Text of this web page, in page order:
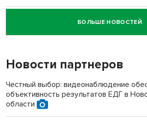
Новосибирский суд наказал водителя
пенсионерки на вокзале
БОЛЬШЕ НОВОСТЕЙ
Новости партнеров
Честный выбор: видеонаблюдение
объективность результатов ЕДГ в
области